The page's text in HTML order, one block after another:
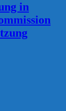
in